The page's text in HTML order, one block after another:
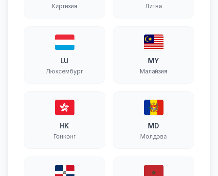
Киргизия Литва
LU
Люксембург
MY
Малайзия
HK
Гонконг
MD
Молдова